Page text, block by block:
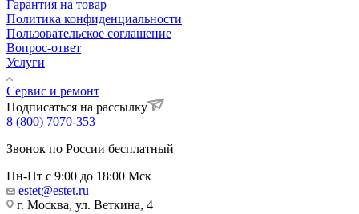
Гарантия на товар
Политика конфиденциальности
Пользовательское соглашение
Вопрос-ответ
Услуги
Сервис и ремонт
Подписаться на рассылку
8 (800) 7070-353
Звонок по России бесплатный
Пн-Пт с 9:00 до 18:00 Мск
estet@estet.ru
г. Москва, ул. Веткина, 4